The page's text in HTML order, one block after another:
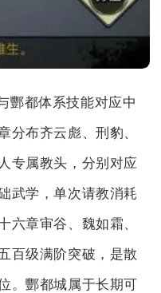
酆都体系技能对应中
分布齐云彪、刑豹、
专属教头，分别对应
武学，单次请教消耗
六章审谷、魏如霜、
百级满阶突破，是散
。酆都城属于长期可